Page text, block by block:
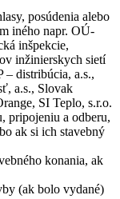
posúdenia alebo
iného napr. OÚ-
inšpekcie,
inžinierskych sietí
– distribúcia, a.s.,
a.s., Slovak
SI Teplo, s.r.o.
pripojeniu a odberu,
ak si ich stavebný
konania, ak
(ak bolo vydané)